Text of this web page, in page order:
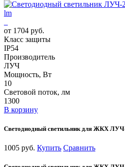
от 1704 руб.
Класс защиты
IP54
Производитель
ЛУЧ
Мощность, Вт
10
Световой поток, лм
1300
В корзину
Светодиодный светильник для ЖКХ
1005 руб. Купить Сравнить